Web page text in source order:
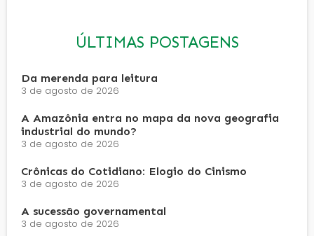
ÚLTIMAS POSTAGENS
Da merenda para leitura
3 de agosto de 2026
A Amazônia entra no mapa da nova geografia
industrial do mundo?
3 de agosto de 2026
Crônicas do Cotidiano: Elogio do Cinismo
3 de agosto de 2026
A sucessão governamental
3 de agosto de 2026